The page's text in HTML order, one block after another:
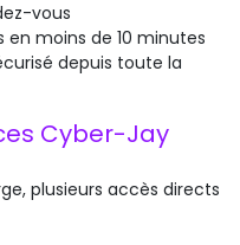
vous
en moins de 10 minutes
depuis toute la
Cyber-Jay
plusieurs accès directs